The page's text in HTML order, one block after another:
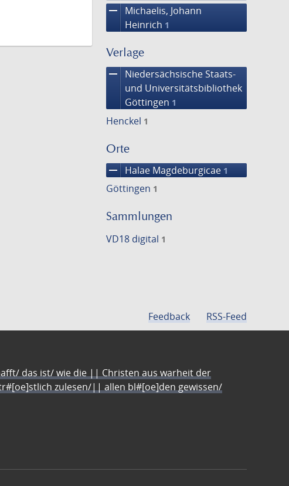
remove
Michaelis, Johann
Heinrich 1
Verlage
remove
Niedersächsische Staats-
und Universitätsbibliothek
Göttingen 1
Henckel 1
Orte
remove Halae Magdeburgicae 1
Göttingen 1
Sammlungen
VD18 digital 1
Feedback RSS-Feed
das ist/ wie die || Christen aus warheit der
zulesen/|| allen bl#[oe]den gewissen/